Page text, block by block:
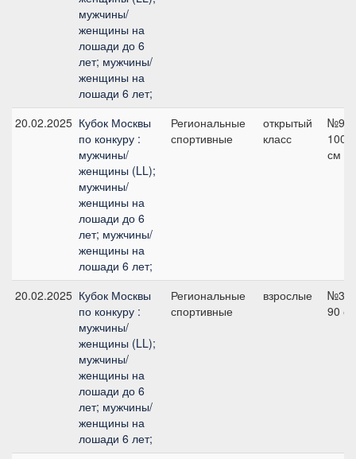
мужчины/
женщины на
лошади до 6
лет; мужчины/
женщины на
лошади 6 лет;
20.02.2025 Кубок Москвы
по конкуру :
мужчины/
женщины (LL);
мужчины/
женщины на
лошади до 6
лет; мужчины/
женщины на
лошади 6 лет;
Региональные
спортивные
открытый
класс
№9,
100
см
20.02.2025 Кубок Москвы
по конкуру :
мужчины/
женщины (LL);
мужчины/
женщины на
лошади до 6
лет; мужчины/
женщины на
лошади 6 лет;
Региональные
спортивные
взрослые
№3,
90 см